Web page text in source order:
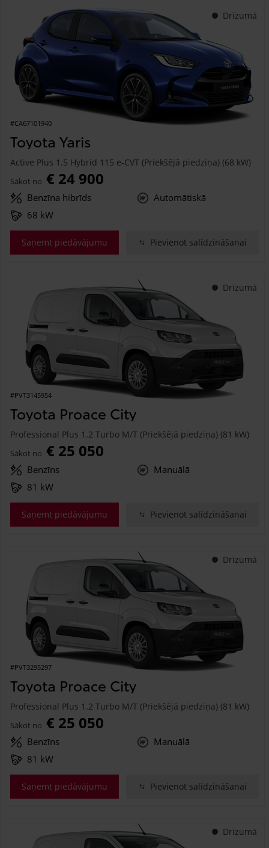
Drīzumā
#CA67101940
Toyota Yaris
Active Plus 1.5 Hybrid 115 e-CVT (Priekšējā piedziņa) (68 kW)
Sākot no € 24 900
Benzīna hibrīds
Automātiskā
68 kW
Saņemt piedāvājumu Pievienot salīdzināšanai
Drīzumā
#PVT3145954
Toyota Proace City
Professional Plus 1.2 Turbo M/T (Priekšējā piedziņa) (81 kW)
Sākot no € 25 050
Benzīns
Manuālā
81 kW
Saņemt piedāvājumu Pievienot salīdzināšanai
Drīzumā
#PVT3295297
Toyota Proace City
Professional Plus 1.2 Turbo M/T (Priekšējā piedziņa) (81 kW)
Sākot no € 25 050
Benzīns
Manuālā
81 kW
Saņemt piedāvājumu Pievienot salīdzināšanai
Drīzumā